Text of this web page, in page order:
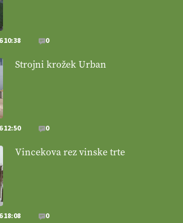
https://t.co/Bf31lnQSIb
t.co/qmMX2yevum @EUAgri #IMCAP #CAP
] Mulčer
– naravna pot do zdravih tal
J7RkeaYpYu @EUAgri #IMCAP #CAP
10:38 0
Strojni krožek Urban
12:50 0
Vincekova rez vinske trte
18:08 0